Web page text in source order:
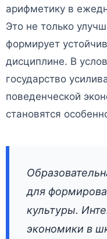
арифметику в
Это не только
формирует
дисциплине. В
государство
поведенческой
становятся
для
культуры.
экономики в